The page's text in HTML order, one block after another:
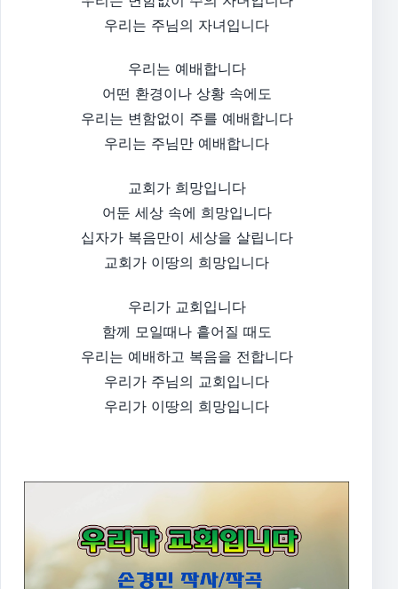
우리는 주님의 자녀입니다
우리는 예배합니다
어떤 환경이나 상황 속에도
우리는 변함없이 주를 예배합니다
우리는 주님만 예배합니다
교회가 희망입니다
어둔 세상 속에 희망입니다
십자가 복음만이 세상을 살립니다
교회가 이땅의 희망입니다
우리가 교회입니다
함께 모일때나 흩어질 때도
우리는 예배하고 복음을 전합니다
우리가 주님의 교회입니다
우리가 이땅의 희망입니다